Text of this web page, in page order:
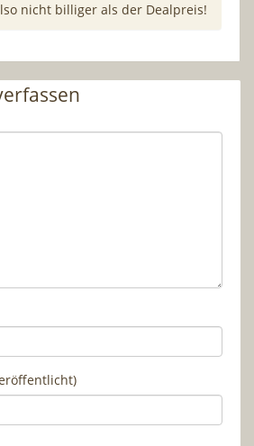
nicht billiger als der Dealpreis!